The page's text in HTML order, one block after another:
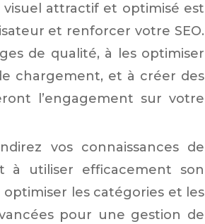
attractif et optimisé est
et renforcer votre SEO.
de qualité, à les optimiser
chargement, et à créer des
l’engagement sur votre
vos connaissances de
à utiliser efficacement son
les catégories et les
pour une gestion de